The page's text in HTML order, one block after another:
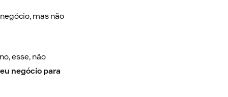
mas não
esse, não
negócio para